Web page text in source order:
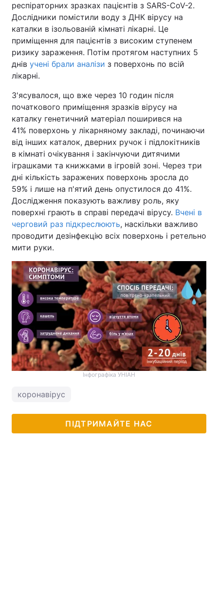
респіраторних зразках пацієнтів з SARS-CoV-2.
Дослідники помістили воду з ДНК вірусу на
каталки в ізольованій кімнаті лікарні. Це
приміщення для пацієнтів з високим ступенем
ризику зараження. Потім протягом наступних 5
днів учені брали аналізи з поверхонь по всій
лікарні.
З'ясувалося, що вже через 10 годин після
початкового приміщення зразків вірусу на
каталку генетичний матеріал поширився на
41% поверхонь у лікарняному закладі, починаючи
від інших каталок, дверних ручок і підлокітників
в кімнаті очікування і закінчуючи дитячими
іграшками та книжками в ігровій зоні. Через три
дні кількість заражених поверхонь зросла до
59% і лише на п'ятий день опустилося до 41%.
Дослідження показують важливу роль, яку
поверхні грають в справі передачі вірусу. Вчені в
черговий раз підкреслюють, наскільки важливо
проводити дезінфекцію всіх поверхонь і ретельно
мити руки.
Інфографіка УНІАН
коронавірус
ПІДТРИМАЙТЕ НАС